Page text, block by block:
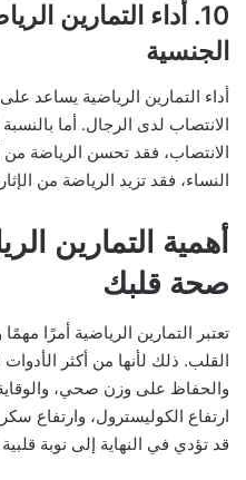
10. أداء التمارين
الجنسية
أداء التمارين الرياضية يساعد
الانتصاب لدى الرجال. أما
الانتصاب، فقد تحسن الرياضة
النساء، فقد تزيد الرياضة من
أهمية التمارين
صحة قلبك
تعتبر التمارين الرياضية أمرًا
القلب. ذلك لأنها من أكثر
والحفاظ على وزن صحي،
ارتفاع الكوليسترول، وارتفاع
قد تؤدي في النهاية إلى نوبة